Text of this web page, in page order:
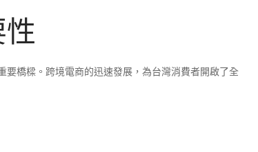
橋樑。跨境電商的迅速發展，為台灣消費者開啟了全